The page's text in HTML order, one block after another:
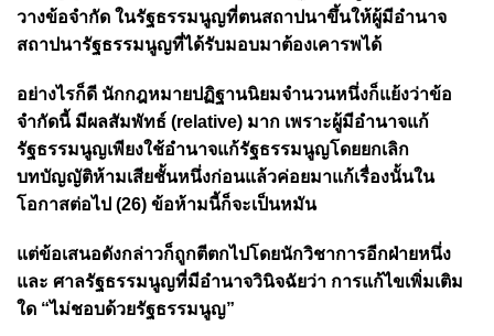
วางข้อจำกัด ในรัฐธรรมนูญที่ตนสถาปนาขึ้นให้ผู้มีอำนาจ
สถาปนารัฐธรรมนูญที่ได้รับมอบมาต้องเคารพได้
อย่างไรก็ดี นักกฎหมายปฏิฐานนิยมจำนวนหนึ่งก็แย้งว่าข้อ
จำกัดนี้ มีผลสัมพัทธ์ (relative) มาก เพราะผู้มีอำนาจแก้
รัฐธรรมนูญเพียงใช้อำนาจแก้รัฐธรรมนูญโดยยกเลิก
บทบัญญัติห้ามเสียชั้นหนึ่งก่อนแล้วค่อยมาแก้เรื่องนั้นใน
โอกาสต่อไป (26) ข้อห้ามนี้ก็จะเป็นหมัน
แต่ข้อเสนอดังกล่าวก็ถูกตีตกไปโดยนักวิชาการอีกฝ่ายหนึ่ง
และ ศาลรัฐธรรมนูญที่มีอำนาจวินิจฉัยว่า การแก้ไขเพิ่มเติม
ใด “ไม่ชอบด้วยรัฐธรรมนูญ”